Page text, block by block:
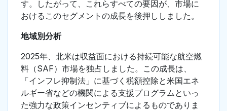
す。したがって、これらすべての要因が、市場に
おけるこのセグメントの成長を後押ししました。
地域別分析
2025年、北米は収益面における持続可能な航空燃
料（SAF）市場を独占しました。この成長は、
「インフレ抑制法」に基づく税額控除と米国エネ
ルギー省などの機関による支援プログラムといっ
た強力な政策インセンティブによるものでありま